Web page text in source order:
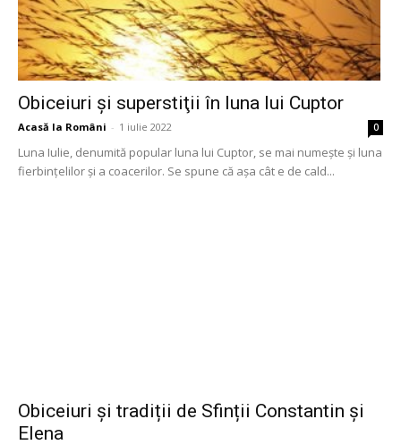
Obiceiuri şi superstiţii în luna lui Cuptor
Acasă la Români - 1 iulie 2022 0
Luna Iulie, denumită popular luna lui Cuptor, se mai numește și luna
fierbințelilor și a coacerilor. Se spune că așa cât e de cald...
Obiceiuri și tradiții de Sfinții Constantin și
Elena